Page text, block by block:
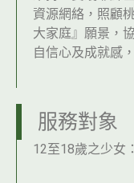
資源網絡，照顧
大家庭』願景，
自信心及成就感
服務對象
12至18歲之少女：